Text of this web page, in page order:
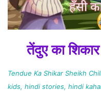
तेंदुए का
Tendue Ka Shikar Sheikh
kids, hindi stories, hindi